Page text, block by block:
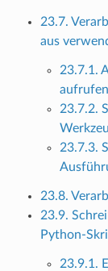
23.7.
aus
23.7.1.
aufrufen
23.7.2.
23.7.3.
23.8.
23.9.
Python-
23.9.1.